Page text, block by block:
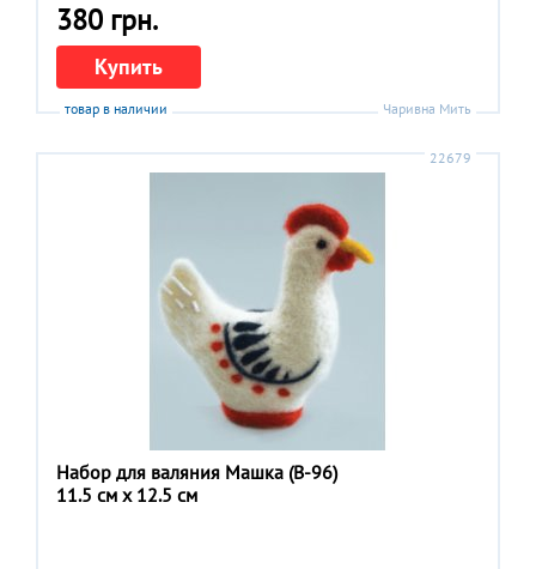
380 грн.
Купить
товар в наличии Чаривна Мить
22679
Набор для валяния Машка (В-96)
11.5 см x 12.5 см